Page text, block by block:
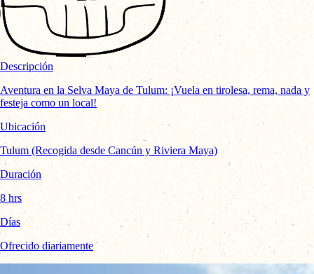
Descripción
Aventura en la Selva Maya de Tulum: ¡Vuela en tirolesa, rema, nada y
festeja como un local!
Ubicación
Tulum (Recogida desde Cancún y Riviera Maya)
Duración
8 hrs
Días
Ofrecido diariamente